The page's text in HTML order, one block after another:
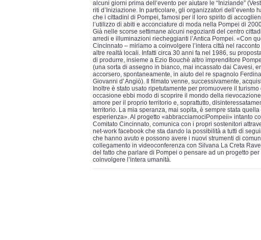
alcuni giorni prima dell’evento per aiutare le “Iniziande”
riti d’Iniziazione. In particolare, gli organizzatori
che i cittadini di Pompei, famosi per il loro spirito di
l’utilizzo di abiti e acconciature di moda nella Pompei di
Già nelle scorse settimane alcuni negozianti del centro
arredi e illuminazioni riecheggianti l’Antica Pompei. «Con
Cincinnato – miriamo a coinvolgere l’intera città nel
altre realtà locali. Infatti circa 30 anni fa nel 1986, su
di produrre, insieme a Ezio Bouchè altro imprenditore
(una sorta di assegno in bianco, mai incassato dai Cavesi,
accorsero, spontaneamente, in aiuto del re spagnolo
Giovanni d' Angiò). Il filmato venne, successivamente,
Inoltre è stato usato ripetutamente per promuovere il
occasione ebbi modo di scoprire il mondo della
amore per il proprio territorio e, soprattutto,
territorio. La mia speranza, mai sopita, è sempre stata
esperienza». Al progetto «abbracciamociPompeii» intanto
Comitato Cincinnato, comunica con i propri sostenitori
net-work facebook che sta dando la possibilità a tutti di
che hanno avuto e possono avere i nuovi strumenti di
collegamento in videoconferenza con Silvana La Creta
del fatto che parlare di Pompei o pensare ad un progetto
coinvolgere l’intera umanità.